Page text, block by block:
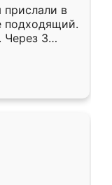
прислали в
подходящий.
Через 3
Остались